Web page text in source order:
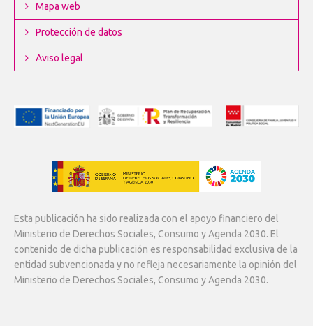
Mapa web
Protección de datos
Aviso legal
Esta publicación ha sido realizada con el apoyo financiero del
Ministerio de Derechos Sociales, Consumo y Agenda 2030. El
contenido de dicha publicación es responsabilidad exclusiva de la
entidad subvencionada y no refleja necesariamente la opinión del
Ministerio de Derechos Sociales, Consumo y Agenda 2030.